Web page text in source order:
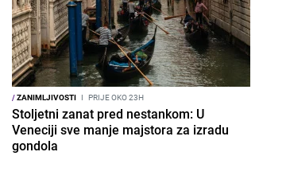
/ZANIMLJIVOSTI I PRIJE OKO 23H
Stoljetni zanat pred nestankom: U
Veneciji sve manje majstora za izradu
gondola